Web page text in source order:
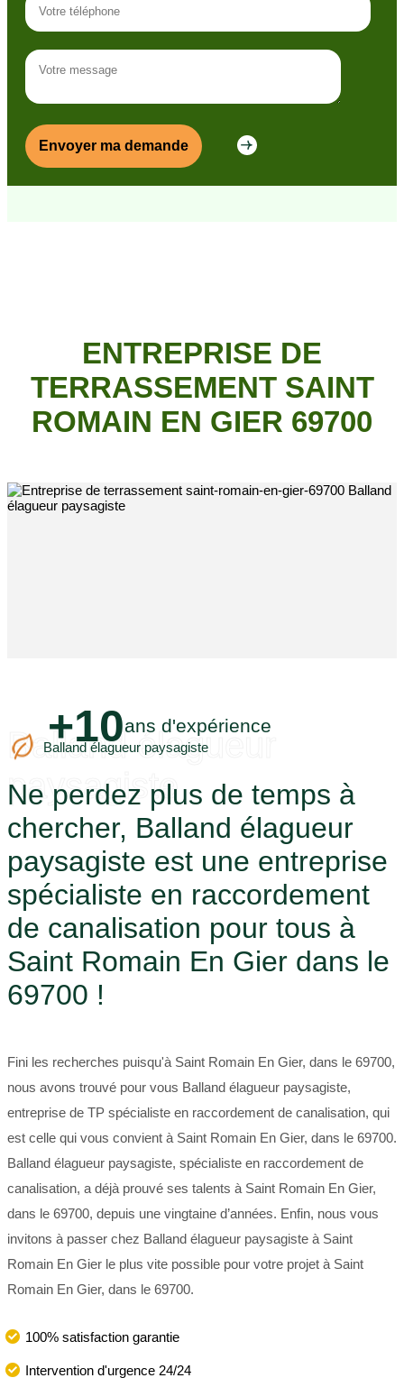
ENTREPRISE DE
TERRASSEMENT SAINT
ROMAIN EN GIER 69700
+10ans d'expérience
Balland élagueur paysagiste
Balland élagueur
paysagiste
Ne perdez plus de temps à
chercher, Balland élagueur
paysagiste est une entreprise
spécialiste en raccordement
de canalisation pour tous à
Saint Romain En Gier dans le
69700 !
Fini les recherches puisqu'à Saint Romain En Gier, dans le 69700,
nous avons trouvé pour vous Balland élagueur paysagiste,
entreprise de TP spécialiste en raccordement de canalisation, qui
est celle qui vous convient à Saint Romain En Gier, dans le 69700.
Balland élagueur paysagiste, spécialiste en raccordement de
canalisation, a déjà prouvé ses talents à Saint Romain En Gier,
dans le 69700, depuis une vingtaine d’années. Enfin, nous vous
invitons à passer chez Balland élagueur paysagiste à Saint
Romain En Gier le plus vite possible pour votre projet à Saint
Romain En Gier, dans le 69700.
100% satisfaction garantie
Intervention d'urgence 24/24